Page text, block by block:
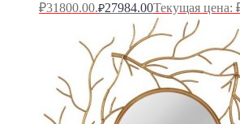
₽31800.00.₽27984.00Текущая цена: